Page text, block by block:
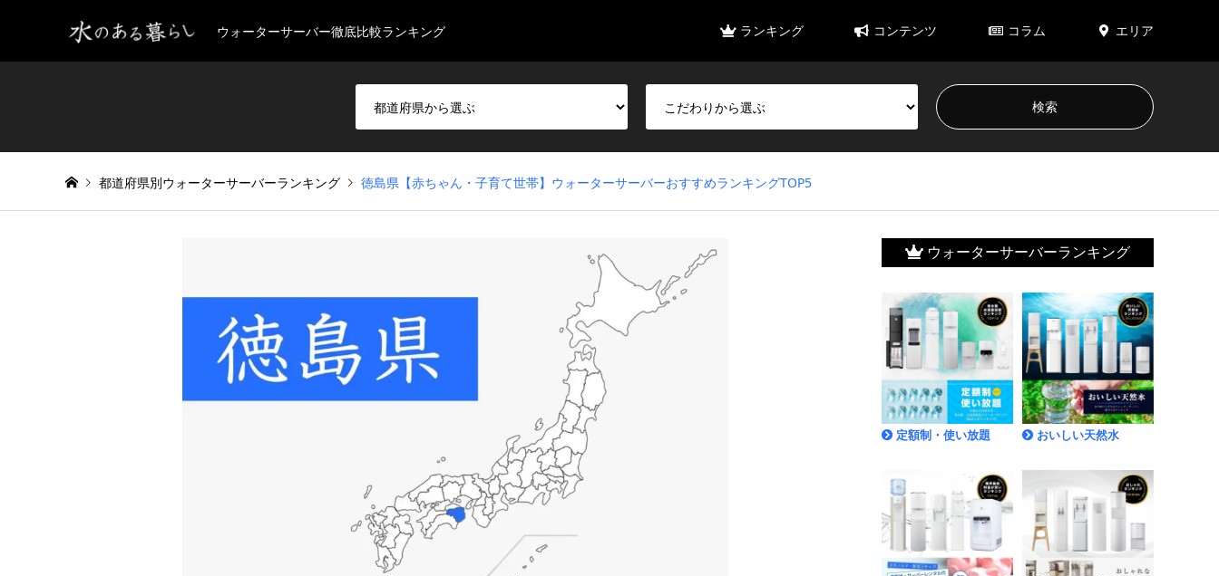
ウォーターサーバー徹底比較ランキング ランキング コンテンツ コラム エリア
都道府県別ウォーターサーバーランキング 徳島県【赤ちゃん・子育て世帯】ウォーターサーバーおすすめランキングTOP5
ウォーターサーバーランキング
定額制・使い放題 おいしい天然水